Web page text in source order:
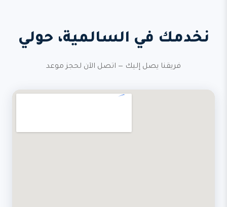
نخدمك في السالمية، حولي
فريقنا يصل إليك — اتصل الآن لحجز موعد